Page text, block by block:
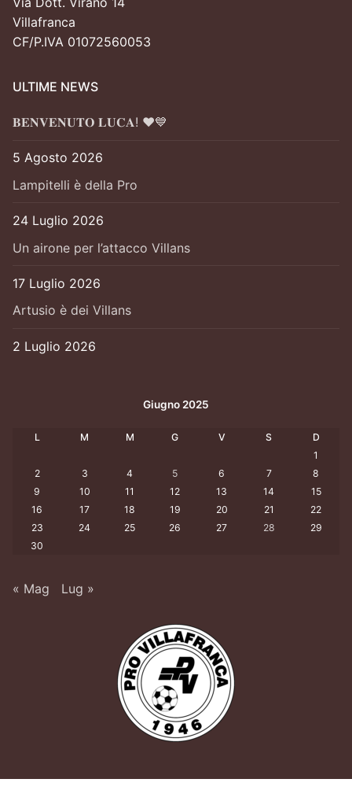
Villafranca
CF/P.IVA 01072560053
ULTIME NEWS
𝐁𝐄𝐍𝐕𝐄𝐍𝐔𝐓𝐎 𝐋𝐔𝐂𝐀! ❤️💙
5 Agosto 2026
Lampitelli è della Pro
24 Luglio 2026
Un airone per l’attacco Villans
17 Luglio 2026
Artusio è dei Villans
2 Luglio 2026
Giugno 2025
L M M G V S
D
1
2
3 4 5 6 7
8
9
10 11 12 13 14
15
16
17 18 19 20 21
22
23
24 25 26 27 28
29
30
« Mag Lug »